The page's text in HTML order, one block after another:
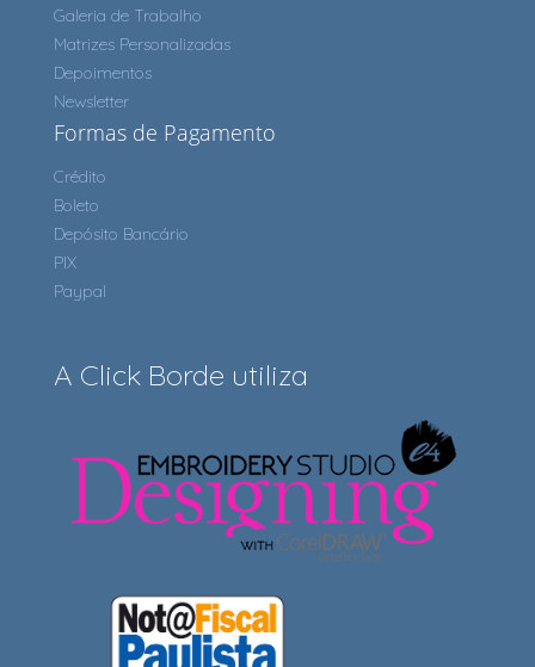
Galeria de Trabalho
Matrizes Personalizadas
Depoimentos
Newsletter
Formas de Pagamento
Crédito
Boleto
Depósito Bancário
PIX
Paypal
A Click Borde utiliza